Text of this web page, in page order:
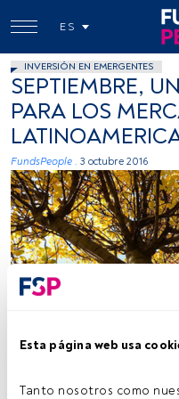
Esta página web usa
Tanto nosotros como
ES
INVERSIÓN EN EMERGENTES
SEPTIEMBRE,
PARA LOS
FundsPeople . 3 octubre 2016
Tiempo lectura:1 min.